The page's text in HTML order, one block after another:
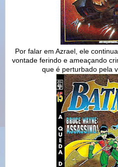
Por falar em Azrael, ele
vontade ferindo e ameaçando
que é perturbado pela